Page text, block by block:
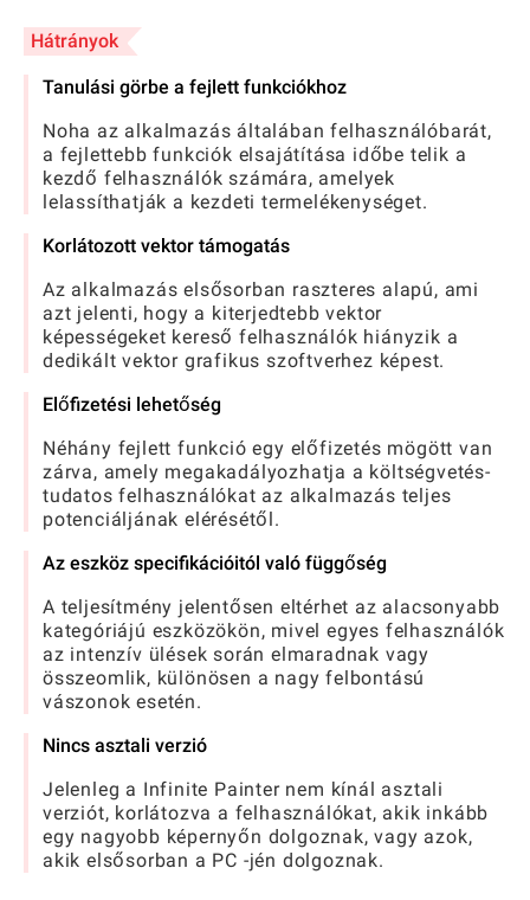
Hátrányok
Tanulási görbe a fejlett funkciókhoz
Noha az alkalmazás általában felhasználóbarát,
a fejlettebb funkciók elsajátítása időbe telik a
kezdő felhasználók számára, amelyek
lelassíthatják a kezdeti termelékenységet.
Korlátozott vektor támogatás
Az alkalmazás elsősorban raszteres alapú, ami
azt jelenti, hogy a kiterjedtebb vektor
képességeket kereső felhasználók hiányzik a
dedikált vektor grafikus szoftverhez képest.
Előfizetési lehetőség
Néhány fejlett funkció egy előfizetés mögött van
zárva, amely megakadályozhatja a költségvetés-
tudatos felhasználókat az alkalmazás teljes
potenciáljának elérésétől.
Az eszköz specifikációitól való függőség
A teljesítmény jelentősen eltérhet az alacsonyabb
kategóriájú eszközökön, mivel egyes felhasználók
az intenzív ülések során elmaradnak vagy
összeomlik, különösen a nagy felbontású
vászonok esetén.
Nincs asztali verzió
Jelenleg a Infinite Painter nem kínál asztali
verziót, korlátozva a felhasználókat, akik inkább
egy nagyobb képernyőn dolgoznak, vagy azok,
akik elsősorban a PC -jén dolgoznak.